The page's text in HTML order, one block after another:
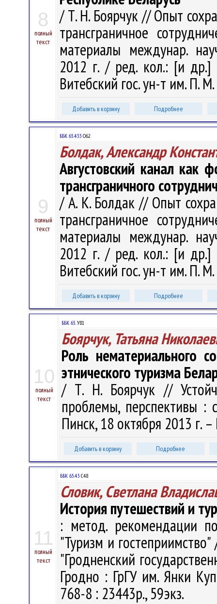
8
полный
текст
/ Т. Н. Боярчук // Опыт
трансграничное
материалы междунар.
2012 г. / ред. кол.: [и
Витебский гос. ун-т им. П.
Добавить в корзину Подробнее
9
полный
текст
ББК 65.433 О62
Болдак, Александр
Августовский канал как
трансграничного
/ А. К. Болдак // Опыт
трансграничное
материалы междунар.
2012 г. / ред. кол.: [и
Витебский гос. ун-т им. П.
Добавить в корзину Подробнее
10
полный
текст
ББК 65.У81
Боярчук, Татьяна
Роль нематериального
этнического туризма
/ Т. Н. Боярчук //
проблемы, перспективы :
Пинск, 18 октября 2013 г.
Добавить в корзину Подробнее
11
полный
текст
ББК 65.43 С48
Словик, Светлана
История путешествий и
: метод. рекомендации
"Туризм и
"Гродненский
Гродно : ГрГУ им. Янки
768-8 : 23443р., 59экз.